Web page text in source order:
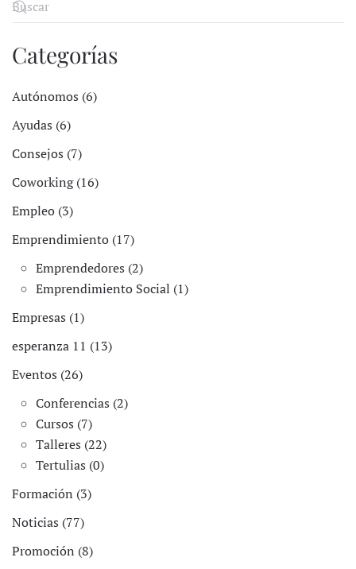
Categorías
Autónomos (6)
Ayudas (6)
Consejos (7)
Coworking (16)
Empleo (3)
Emprendimiento (17)
Emprendedores (2)
Emprendimiento Social (1)
Empresas (1)
esperanza 11 (13)
Eventos (26)
Conferencias (2)
Cursos (7)
Talleres (22)
Tertulias (0)
Formación (3)
Noticias (77)
Promoción (8)